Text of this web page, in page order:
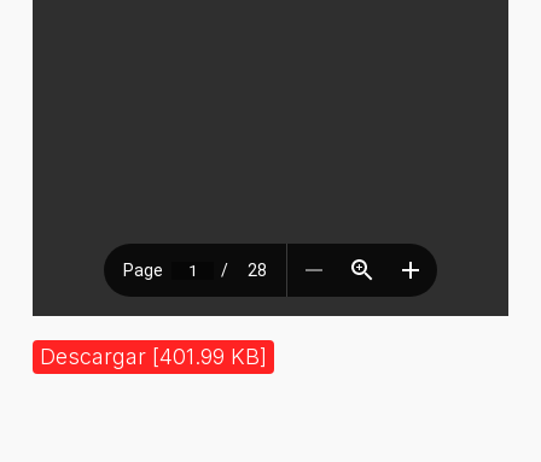
Descargar [401.99 KB]